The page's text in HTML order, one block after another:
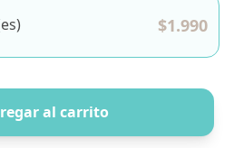
$1.990
al carrito